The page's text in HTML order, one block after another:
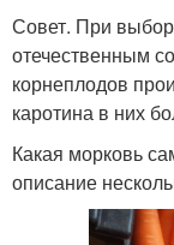
Совет. При
отечественным
корнеплодов
каротина в них
Какая морковь
описание